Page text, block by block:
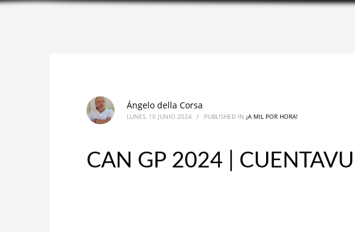
Ángelo della Corsa
LUNES, 10 JUNIO 2024 / PUBLISHED IN¡A MIL POR HORA!
CAN GP 2024 |